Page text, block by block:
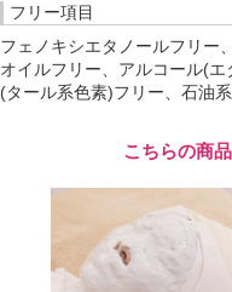
フリー項目
フェノキシエタノールフリー
オイルフリー、アルコール(
(タール系色素)フリー、石油
こちらの商